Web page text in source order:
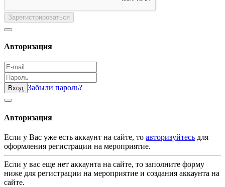
Зарегистрироваться
Авторизация
Вход Забыли пароль?
Авторизация
Если у Вас уже есть аккаунт на сайте, то авторизуйтесь для
оформления регистрации на мероприятие.
Если у вас еще нет аккаунта на сайте, то заполните форму
ниже для регистрации на мероприятие и создания аккаунта на
сайте.